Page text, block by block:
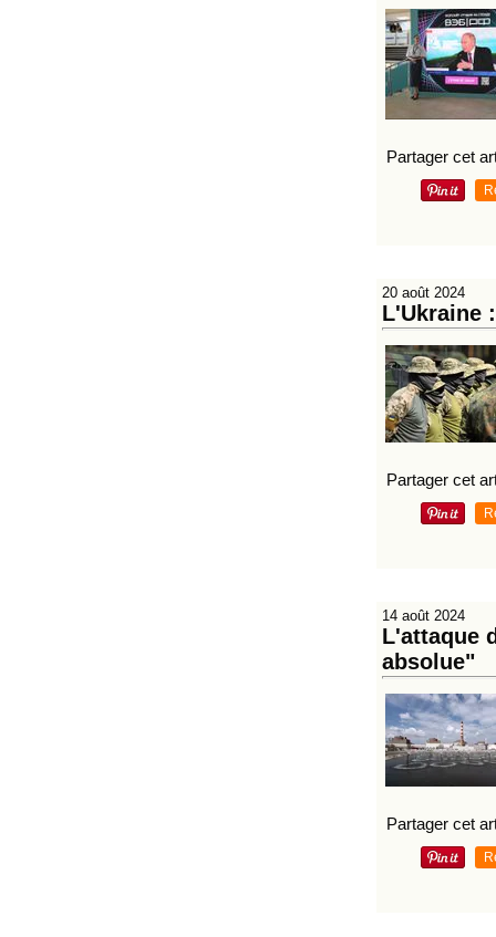
Partager cet
20 août 2024
L'Ukraine
Partager cet
14 août 2024
L'attaque
absolue"
Partager cet